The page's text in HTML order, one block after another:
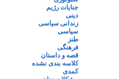
جنایات رژیم
دینی
زندانی سیاسی
سیاسی
طنز
فرهنگی
قصه و داستان
کلاسه بندی نشده
کمدی